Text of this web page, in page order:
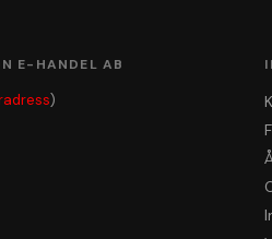
E-HANDEL AB
)